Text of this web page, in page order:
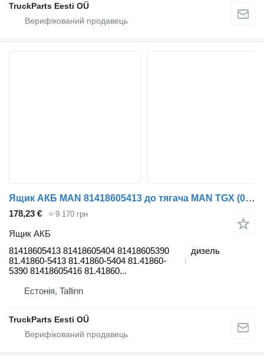
TruckParts Eesti OÜ
Ящик АКБ MAN 81418605413 до тягача MAN TGX (01.07-12.21)
178,23 € ≈ 9 170 грн
Ящик АКБ
81418605413 81418605404 81418605390
81.41860-5413 81.41860-5404 81.41860-
5390 81418605416 81.41860...
дизель
Естонія, Tallinn
TruckParts Eesti OÜ